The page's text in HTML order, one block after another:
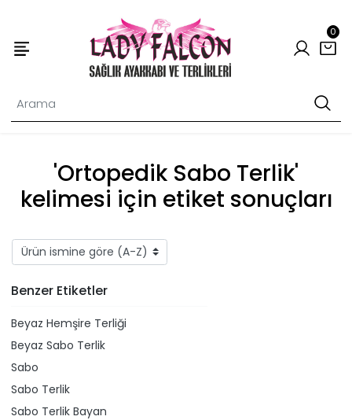
0
'Ortopedik Sabo Terlik'
kelimesi için etiket sonuçları
Benzer Etiketler
Beyaz Hemşire Terliği
Beyaz Sabo Terlik
Sabo
Sabo Terlik
Sabo Terlik Bayan